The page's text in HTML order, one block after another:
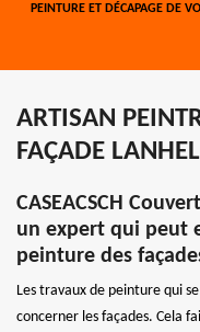
PEINTURE ET DÉCAPAGE DE
ARTISAN
FAÇADE
CASEACSCH
un expert qui peut
peinture des
Les travaux de peinture qui
concerner les façades. Cela